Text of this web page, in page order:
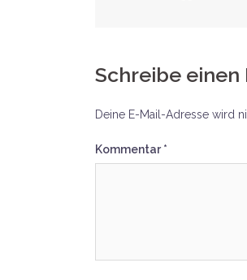
Schreibe
Deine E-Mail-Adresse wird
Kommentar*